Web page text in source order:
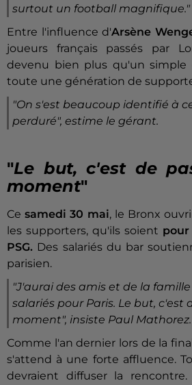
surtout un football magnifique."
Entre l'influence d'Arsène
joueurs français passés par
devenu bien plus qu'un simple
toute une génération de
"On s'est beaucoup identifié à
perduré", estime le gérant.
"Le but, c'est de
moment"
Cesamedi 30 mai, le Bronx
les supporters, qu'ils soient
PSG. Des salariés du bar
parisien.
"J'aurai des amis et de la
salariés pour Paris. Le but, c'est
moment", insiste Paul Mathorez.
Comme l'an dernier lors de la
s'attend à une forte affluence.
devraient diffuser la